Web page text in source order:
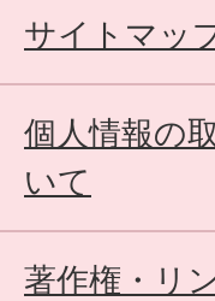
サイトマッ
個人情報の
いて
著作権・リ